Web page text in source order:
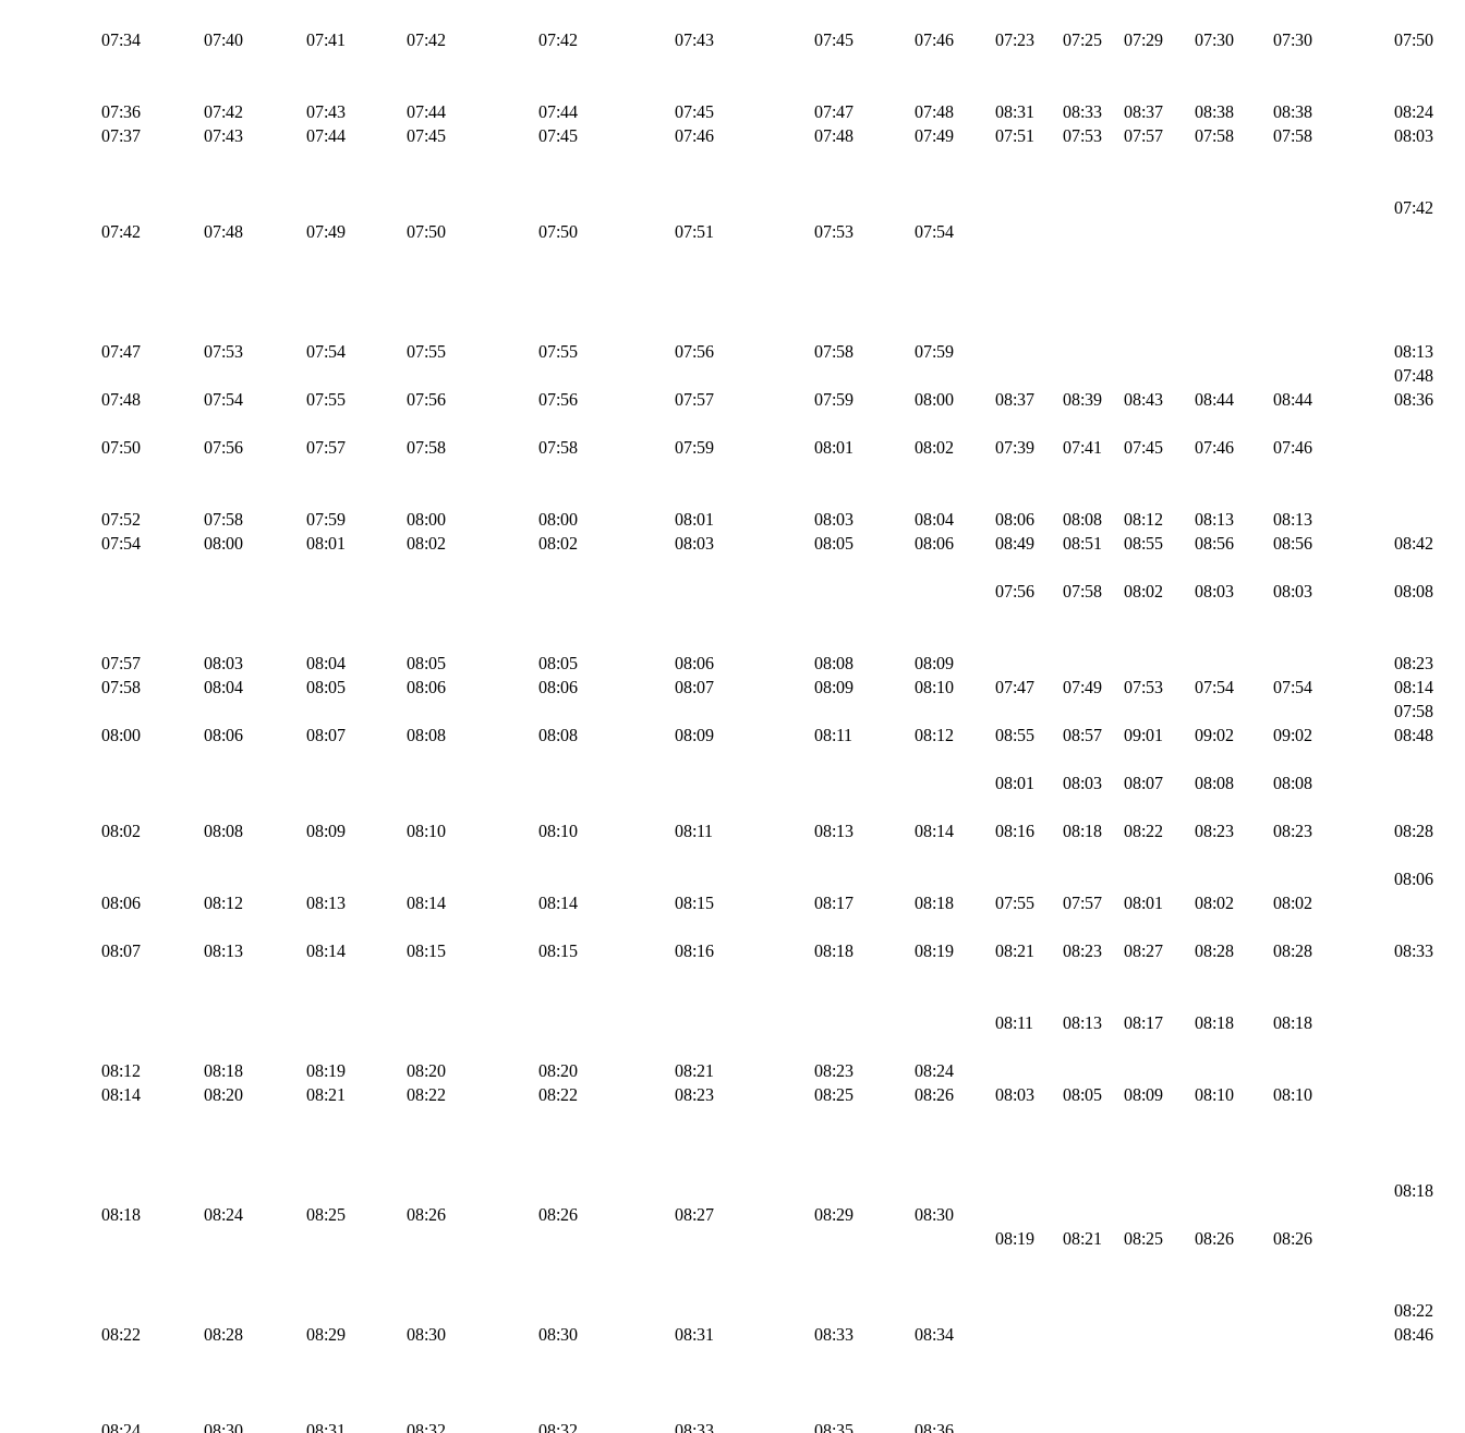
07:34 07:40 07:41 07:42 07:42 07:43 07:45 07:46 07:23 07:25 07:29 07:30 07:30 07:50
07:36 07:42 07:43 07:44 07:44 07:45 07:47 07:48 08:31 08:33 08:37 08:38 08:38
08:24
07:37
07:43 07:44 07:45 07:45 07:46 07:48 07:49 07:51 07:53 07:57 07:58 07:58 08:03
07:42
07:42
07:48 07:49 07:50 07:50 07:51 07:53 07:54
07:47 07:53 07:54 07:55 07:55 07:56 07:58 07:59
08:13
07:48
07:48
07:54 07:55 07:56 07:56 07:57 07:59 08:00 08:37 08:39 08:43 08:44 08:44 08:36
07:50 07:56 07:57 07:58 07:58 07:59 08:01 08:02 07:39 07:41 07:45 07:46 07:46
07:52 07:58 07:59 08:00 08:00 08:01 08:03 08:04 08:06 08:08 08:12 08:13
08:13
07:54
08:00 08:01 08:02 08:02 08:03 08:05 08:06 08:49 08:51 08:55 08:56 08:56 08:42
07:56 07:58 08:02 08:03 08:03 08:08
07:57 08:03 08:04 08:05 08:05 08:06 08:08 08:09
08:23
07:58
08:04 08:05 08:06 08:06 08:07 08:09 08:10 07:47 07:49 07:53 07:54 07:54
08:14
07:58
08:00
08:06 08:07 08:08 08:08 08:09 08:11 08:12 08:55 08:57 09:01 09:02 09:02 08:48
08:01 08:03 08:07 08:08 08:08
08:02 08:08 08:09 08:10 08:10 08:11 08:13 08:14 08:16 08:18 08:22 08:23 08:23 08:28
08:06
08:06
08:12 08:13 08:14 08:14 08:15 08:17 08:18 07:55 07:57 08:01 08:02 08:02
08:07 08:13 08:14 08:15 08:15 08:16 08:18 08:19 08:21 08:23 08:27 08:28 08:28 08:33
08:11 08:13 08:17 08:18 08:18
08:12 08:18 08:19 08:20 08:20 08:21 08:23
08:24
08:14
08:20 08:21 08:22 08:22 08:23 08:25 08:26 08:03 08:05 08:09 08:10 08:10
08:18
08:18
08:24 08:25 08:26 08:26 08:27 08:29
08:30
08:19
08:21 08:25 08:26 08:26
08:22
08:22
08:28 08:29 08:30 08:30 08:31 08:33 08:34 08:46